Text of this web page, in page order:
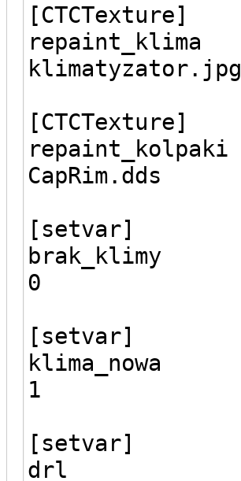
[CTCTexture]
repaint_klima
klimatyzator.jpg
[CTCTexture]
repaint_kolpaki
CapRim.dds
[setvar]
brak_klimy
0
[setvar]
klima_nowa
1
[setvar]
drl